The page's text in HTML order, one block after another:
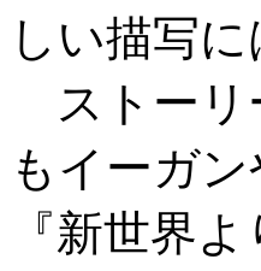
しい描写
ストーリ
もイーガ
『新世界